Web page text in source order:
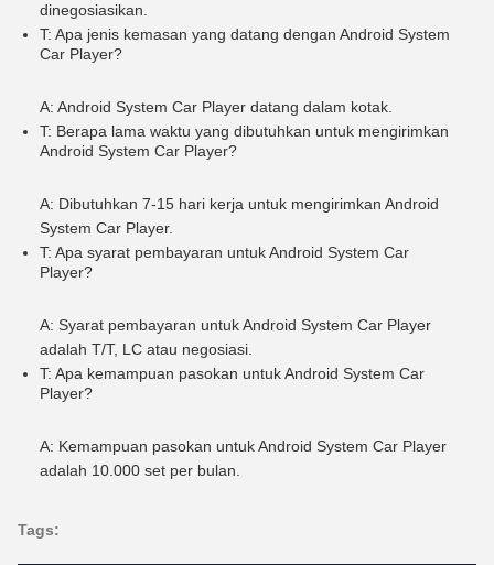
dinegosiasikan.
T: Apa jenis kemasan yang datang dengan Android System
Car Player?
A: Android System Car Player datang dalam kotak.
T: Berapa lama waktu yang dibutuhkan untuk mengirimkan
Android System Car Player?
A: Dibutuhkan 7-15 hari kerja untuk mengirimkan Android
System Car Player.
T: Apa syarat pembayaran untuk Android System Car
Player?
A: Syarat pembayaran untuk Android System Car Player
adalah T/T, LC atau negosiasi.
T: Apa kemampuan pasokan untuk Android System Car
Player?
A: Kemampuan pasokan untuk Android System Car Player
adalah 10.000 set per bulan.
Tags: